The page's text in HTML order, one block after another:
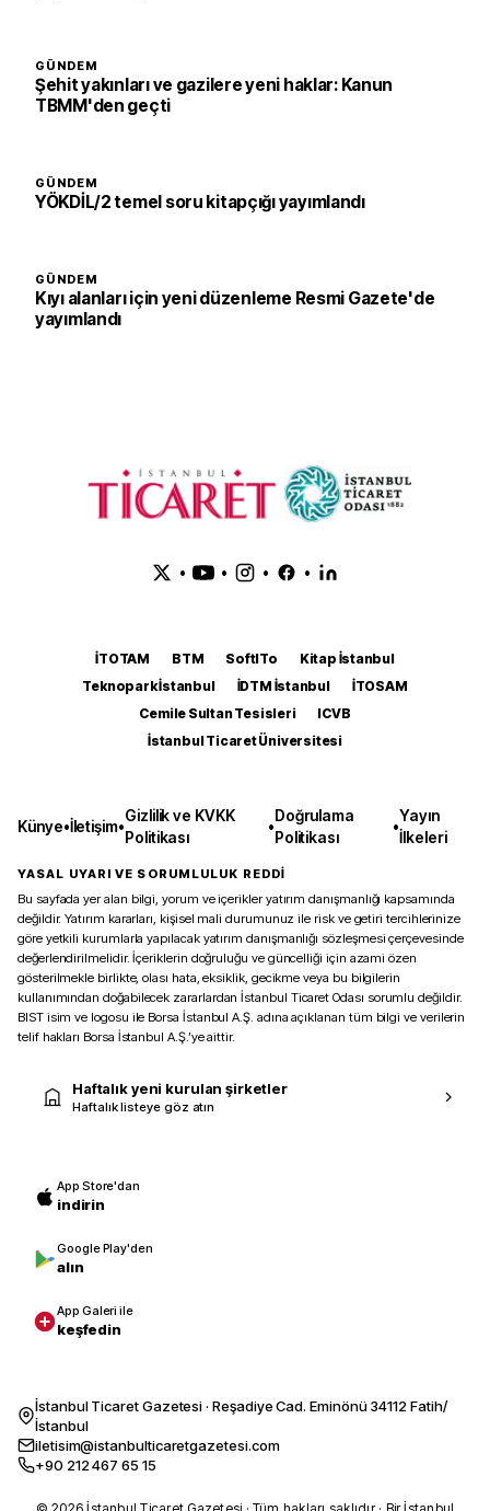
GÜNDEM
Şehit yakınları ve gazilere yeni haklar: Kanun
TBMM'den geçti
GÜNDEM
YÖKDİL/2 temel soru kitapçığı yayımlandı
GÜNDEM
Kıyı alanları için yeni düzenleme Resmi Gazete'de
yayımlandı
• • • •
İTOTAM BTM SoftITo
Kitap İstanbul
Teknopark İstanbul
İDTM İstanbul
İTOSAM
Cemile Sultan Tesisleri
ICVB
İstanbul Ticaret Üniversitesi
Künye•İletişim•
Gizlilik ve KVKK
Politikası
•
Doğrulama
Politikası
•
Yayın
İlkeleri
YASAL UYARI VE SORUMLULUK REDDİ
Bu sayfada yer alan bilgi, yorum ve içerikler yatırım danışmanlığı kapsamında
değildir. Yatırım kararları, kişisel mali durumunuz ile risk ve getiri tercihlerinize
göre yetkili kurumlarla yapılacak yatırım danışmanlığı sözleşmesi çerçevesinde
değerlendirilmelidir. İçeriklerin doğruluğu ve güncelliği için azami özen
gösterilmekle birlikte, olası hata, eksiklik, gecikme veya bu bilgilerin
kullanımından doğabilecek zararlardan İstanbul Ticaret Odası sorumlu değildir.
BIST isim ve logosu ile Borsa İstanbul A.Ş. adına açıklanan tüm bilgi ve verilerin
telif hakları Borsa İstanbul A.Ş.’ye aittir.
Haftalık yeni kurulan şirketler
Haftalık listeye göz atın
App Store'dan
indirin
Google Play'den
alın
App Galeri ile
keşfedin
İstanbul Ticaret Gazetesi · Reşadiye Cad. Eminönü 34112 Fatih/
İstanbul
iletisim@istanbulticaretgazetesi.com
+90 212 467 65 15